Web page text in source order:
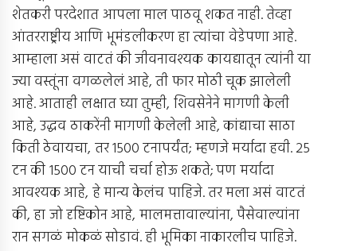
शेतकरी परदेशात आपला माल पाठवू शकत नाही. तेव्हा
आंतरराष्ट्रीय आणि भूमंडलीकरण हा त्यांचा वेडेपणा आहे.
आम्हाला असं वाटतं की जीवनावश्यक कायद्यातून त्यांनी या
ज्या वस्तूंना वगळलेलं आहे, ती फार मोठी चूक झालेली
आहे. आताही लक्षात घ्या तुम्ही, शिवसेनेने मागणी केली
आहे, उद्धव ठाकरेंनी मागणी केलेली आहे, कांद्याचा साठा
किती ठेवायचा, तर 1500 टनापर्यंत; म्हणजे मर्यादा हवी. 25
टन की 1500 टन याची चर्चा होऊ शकते; पण मर्यादा
आवश्यक आहे, हे मान्य केलंच पाहिजे. तर मला असं वाटतं
की, हा जो दृष्टिकोन आहे, मालमत्तावाल्यांना, पैसेवाल्यांना
रान सगळं मोकळं सोडावं. ही भूमिका नाकारलीच पाहिजे.